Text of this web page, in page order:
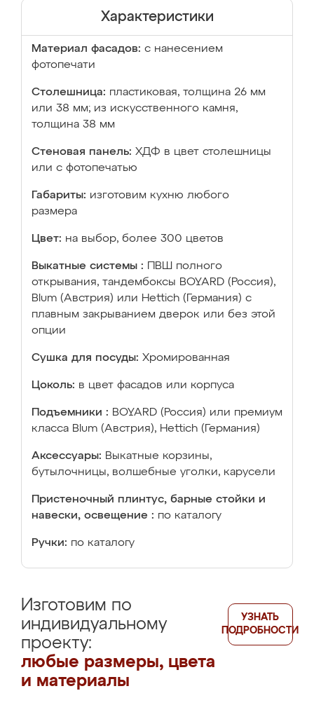
Характеристики
Материал фасадов: с нанесением
фотопечати
Столешница: пластиковая, толщина 26 мм
или 38 мм; из искусственного камня,
толщина 38 мм
Стеновая панель: ХДФ в цвет столешницы
или с фотопечатью
Габариты: изготовим кухню любого
размера
Цвет: на выбор, более 300 цветов
Выкатные системы :
ПВШ полного
открывания, тандембоксы BOYARD (Россия),
Blum (Австрия) или Hettich (Германия) с
плавным закрыванием дверок или без этой
опции
Сушка для посуды: Хромированная
Цоколь: в цвет фасадов или корпуса
Подъемники : BOYARD (Россия) или премиум
класса Blum (Австрия), Hettich (Германия)
Аксессуары: Выкатные корзины,
бутылочницы, волшебные уголки, карусели
Пристеночный плинтус, барные стойки и
навески, освещение : по каталогу
Ручки: по каталогу
Изготовим по
индивидуальному
проекту:
любые размеры, цвета
и материалы
УЗНАТЬ
ПОДРОБНОСТИ